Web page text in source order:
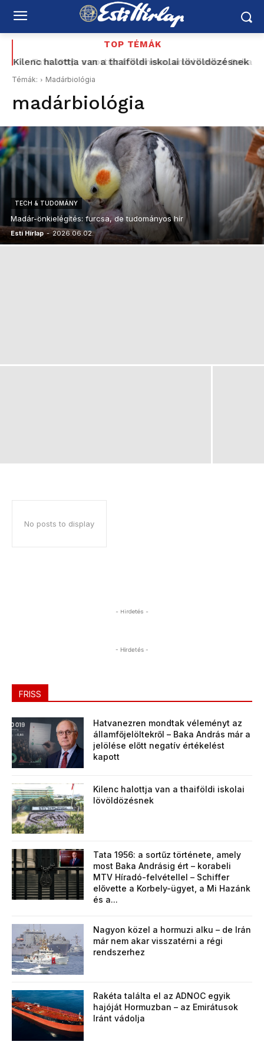
TOP TÉMÁK
Kilenc halottja van a thaiföldi iskolai lövöldözésnek
Tata 1956: a sortűz története, amely most Baka
Andrásig ért – korabeli MTV Híradó-felvétellel –
Schiffer elővette a Korbely-ügyet, a Mi Hazánk és
a...
Témák: Madárbiológia
madárbiológia
TECH & TUDOMÁNY
Madár-önkielégítés: furcsa, de tudományos hír
Esti Hírlap - 2026.06.02.
No posts to display
- Hirdetés -
- Hirdetés -
FRISS
Hatvanezren mondtak véleményt az
államfőjelöltekről – Baka András már a
jelölése előtt negatív értékelést
kapott
Kilenc halottja van a thaiföldi iskolai
lövöldözésnek
Tata 1956: a sortűz története, amely
most Baka Andrásig ért – korabeli
MTV Híradó-felvétellel – Schiffer
elővette a Korbely-ügyet, a Mi Hazánk
és a...
Nagyon közel a hormuzi alku – de Irán
már nem akar visszatérni a régi
rendszerhez
Rakéta találta el az ADNOC egyik
hajóját Hormuzban – az Emirátusok
Iránt vádolja